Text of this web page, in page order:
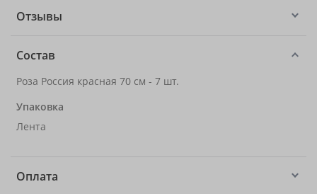
Отзывы
Состав
Роза Россия красная 70 см - 7 шт.
Упаковка
Лента
Оплата